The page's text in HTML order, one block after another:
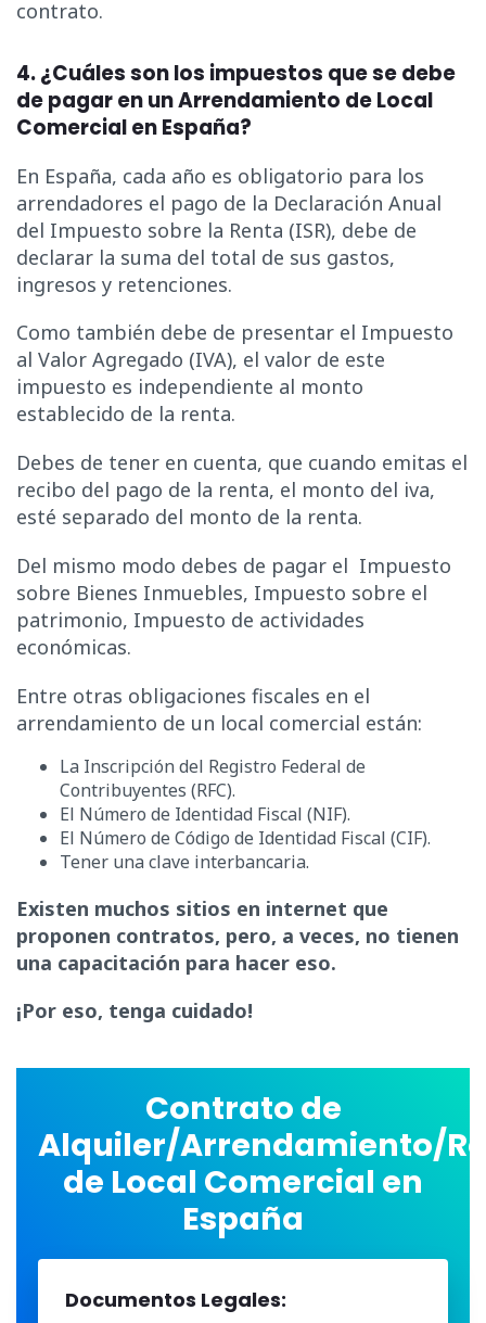
contrato.
4. ¿Cuáles son los impuestos que se debe
de pagar en un Arrendamiento de Local
Comercial en España?
En España, cada año es obligatorio para los
arrendadores el pago de la Declaración Anual
del Impuesto sobre la Renta (ISR), debe de
declarar la suma del total de sus gastos,
ingresos y retenciones.
Como también debe de presentar el Impuesto
al Valor Agregado (IVA), el valor de este
impuesto es independiente al monto
establecido de la renta.
Debes de tener en cuenta, que cuando emitas el
recibo del pago de la renta, el monto del iva,
esté separado del monto de la renta.
Del mismo modo debes de pagar el Impuesto
sobre Bienes Inmuebles, Impuesto sobre el
patrimonio, Impuesto de actividades
económicas.
Entre otras obligaciones fiscales en el
arrendamiento de un local comercial están:
La Inscripción del Registro Federal de
Contribuyentes (RFC).
El Número de Identidad Fiscal (NIF).
El Número de Código de Identidad Fiscal (CIF).
Tener una clave interbancaria.
Existen muchos sitios en internet que
proponen contratos, pero, a veces, no tienen
una capacitación para hacer eso.
¡Por eso, tenga cuidado!
Contrato de
Alquiler/Arrendamiento/
de Local Comercial en
España
Documentos Legales: